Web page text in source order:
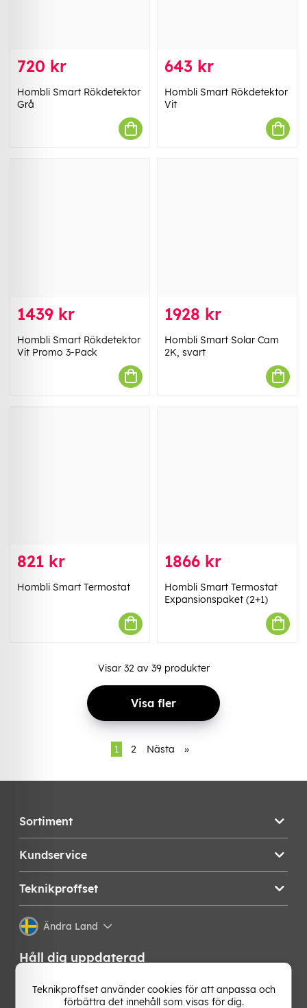
720 kr
Hombli Smart Rökdetektor
Grå
643 kr
Hombli Smart Rökdetektor
Vit
1439 kr
Hombli Smart Rökdetektor
Vit Promo 3-Pack
1928 kr
Hombli Smart Solar Cam
2K, svart
821 kr
Hombli Smart Termostat
1866 kr
Hombli Smart Termostat
Expansionspaket (2+1)
Visar 32av 39produkter
Visa fler
1 2 Nästa »
Sortiment
Kundservice
Teknikproffset
Ändra Land
Håll dig uppdaterad
Få de senaste nyheterna, hetaste erbjudandena och
bästa tipsen från oss direkt i din mejlkorg. Signa upp på
Teknikproffset använder cookies för att anpassa och
förbättra det innehåll som visas för dig.